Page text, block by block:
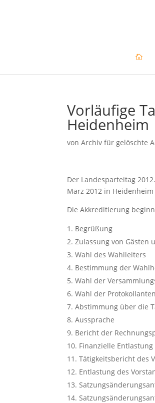
Vorläufige
Heidenheim
vonArchiv für gelöschte
Der Landesparteitag
März 2012 in
Die Akkreditierung
Begrüßung
Zulassung von Gästen
Wahl des Wahlleiters
Bestimmung der
Wahl der
Wahl der Protokollanten
Abstimmung über die
Aussprache
Bericht der
Finanzielle
Tätigkeitsbericht des
Entlastung des